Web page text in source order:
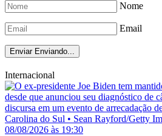
Nome
Email
Enviar Enviando...
Internacional
08/08/2026 às 19:30